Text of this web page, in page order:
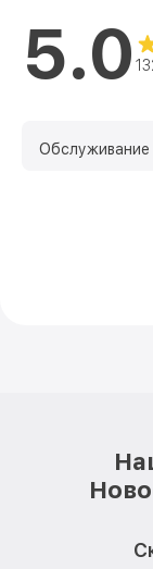
5.0
Обслуживание